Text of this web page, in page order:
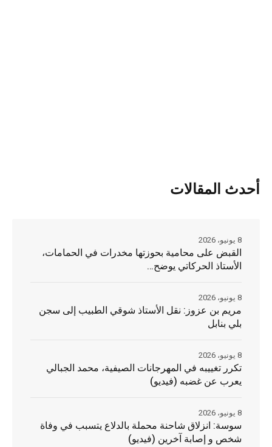
أحدث المقالات
القبض على محامية بحوزتها مخدرات في الحمامات،
الأستاذ الحركاتي يوضح…
8 يونيو، 2026
مريم بن عزوز: نقل الأستاذ شوقي الطبيب إلى سجن
بلي بنابل
8 يونيو، 2026
تكرر تغييبه في المهرجانات الصيفية، محمد الجبالي
يعرب عن غضبه (فيديو)
8 يونيو، 2026
سوسة: انزلاق شاحنة محملة بالدلاع يتسبب في وفاة
شخص و إصابة آخرين (فيديو)
8 يونيو، 2026